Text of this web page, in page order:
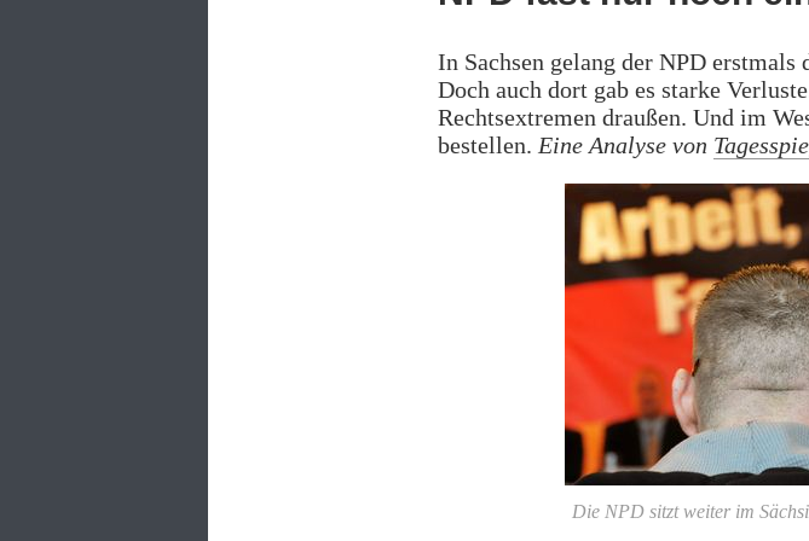
In Sachsen gelang der NPD
Doch auch dort gab es starke
Rechtsextremen draußen. Und im
bestellen. Eine Analyse von
Die NPD sitzt weiter im